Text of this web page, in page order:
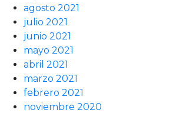
agosto 2021
julio 2021
junio 2021
mayo 2021
abril 2021
marzo 2021
febrero 2021
noviembre 2020